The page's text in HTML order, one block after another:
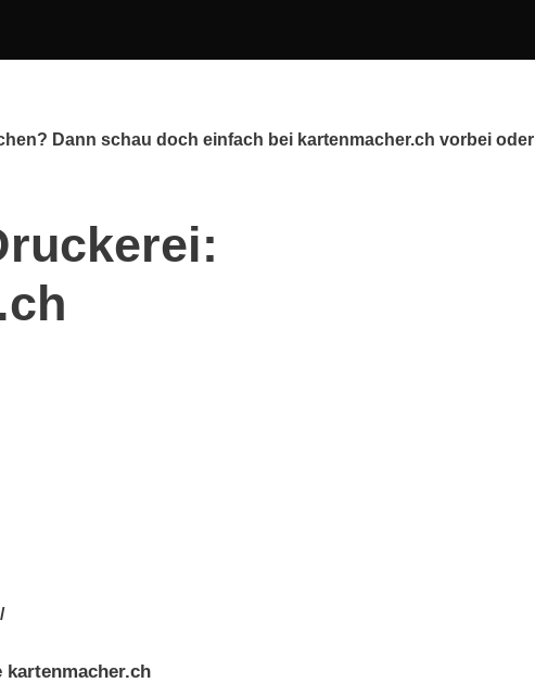
Dann schau doch einfach bei kartenmacher.ch vorbei oder